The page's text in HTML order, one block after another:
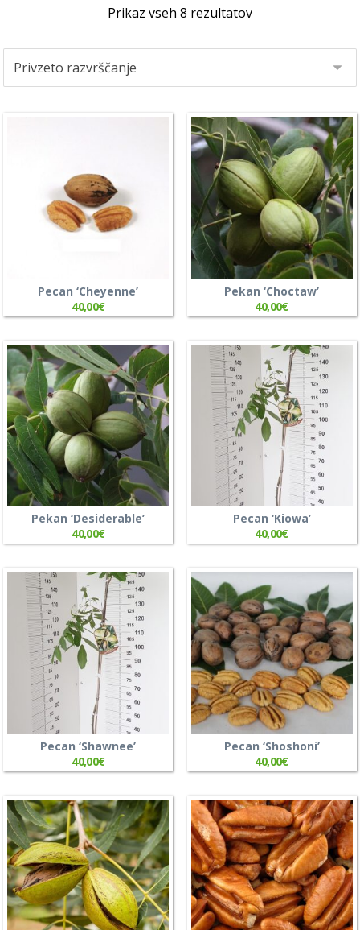
Prikaz vseh 8 rezultatov
Pecan ‘Cheyenne’
40,00€
Pekan ‘Choctaw’
40,00€
Pekan ‘Desiderable’
40,00€
Pecan ‘Kiowa’
40,00€
Pecan ‘Shawnee’
40,00€
Pecan ‘Shoshoni’
40,00€